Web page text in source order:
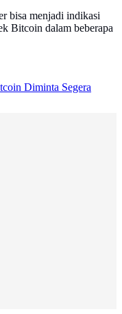
bisa menjadi indikasi
Bitcoin dalam beberapa
Diminta Segera